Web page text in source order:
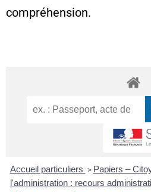
compréhension.
Accueil particuliers > Papiers –
l'administration : recours